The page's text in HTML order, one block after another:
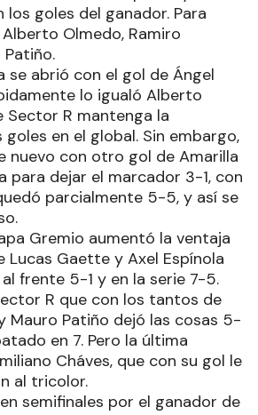
goles del ganador. Para
Olmedo, Ramiro
se abrió con el gol de Ángel
lo igualó Alberto
Sector R mantenga la
en el global. Sin embargo,
nuevo con otro gol de Amarilla
para dejar el marcador 3-1, con
parcialmente 5-5, y así se
Gremio aumentó la ventaja
Gaette y Axel Espínola
frente 5-1 y en la serie 7-5.
R que con los tantos de
Mauro Patiño dejó las cosas 5-
en 7. Pero la última
Cháves, que con su gol le
al tricolor.
semifinales por el ganador de